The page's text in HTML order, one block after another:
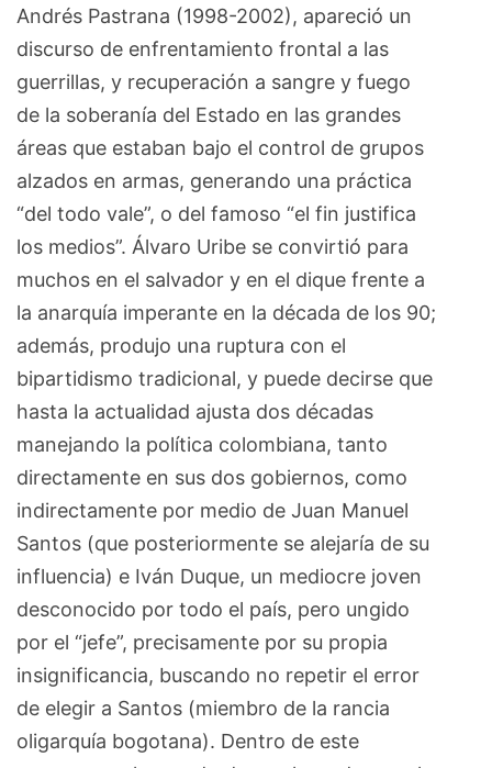
Andrés Pastrana (1998-2002), apareció un
discurso de enfrentamiento frontal a las
guerrillas, y recuperación a sangre y fuego
de la soberanía del Estado en las grandes
áreas que estaban bajo el control de grupos
alzados en armas, generando una práctica
“del todo vale”, o del famoso “el fin justifica
los medios”. Álvaro Uribe se convirtió para
muchos en el salvador y en el dique frente a
la anarquía imperante en la década de los 90;
además, produjo una ruptura con el
bipartidismo tradicional, y puede decirse que
hasta la actualidad ajusta dos décadas
manejando la política colombiana, tanto
directamente en sus dos gobiernos, como
indirectamente por medio de Juan Manuel
Santos (que posteriormente se alejaría de su
influencia) e Iván Duque, un mediocre joven
desconocido por todo el país, pero ungido
por el “jefe”, precisamente por su propia
insignificancia, buscando no repetir el error
de elegir a Santos (miembro de la rancia
oligarquía bogotana). Dentro de este